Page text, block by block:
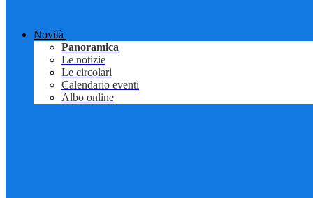
Novità
Panoramica
Le notizie
Le circolari
Calendario eventi
Albo online